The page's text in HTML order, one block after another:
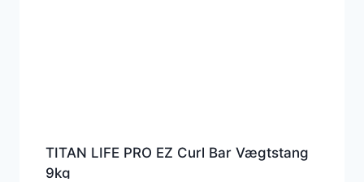
TITAN LIFE PRO EZ Curl Bar Vægtstang
9kg